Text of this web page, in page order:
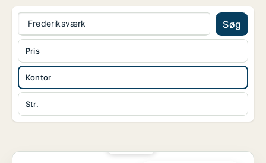
Frederiksværk Søg
Kontor
Str.
Pris
Lagerejendom i Humlebæk